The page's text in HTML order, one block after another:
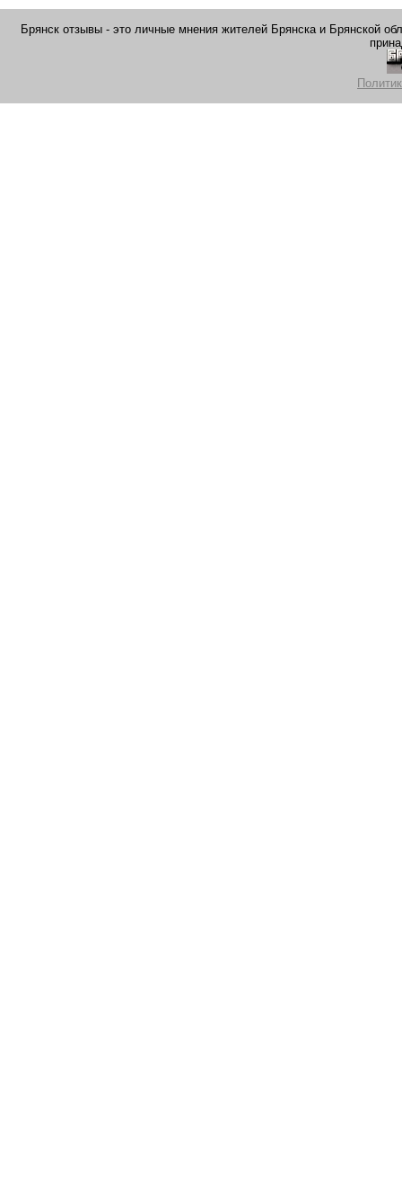
Брянск отзывы - это личные мнения жителей Брянска и Брянской